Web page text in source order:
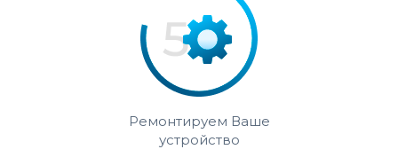
Ремонтируем Ваше
устройство